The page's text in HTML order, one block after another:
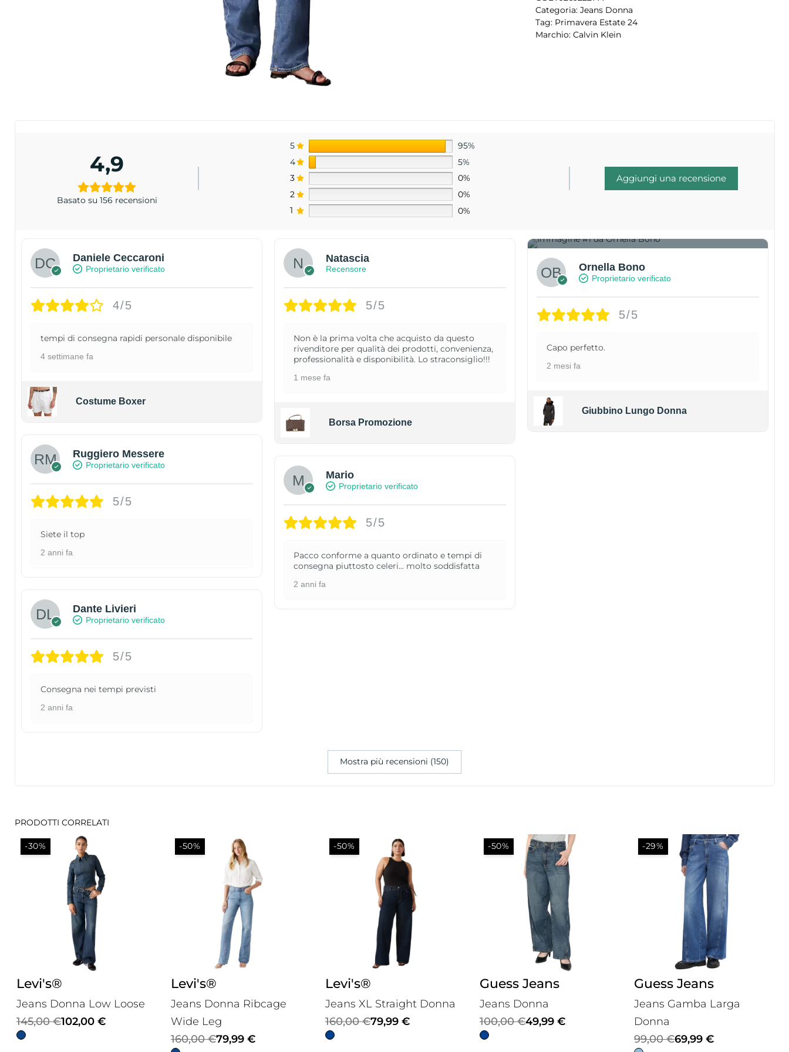
Categoria:Jeans Donna
Tag: Primavera Estate 24
Marchio:Calvin Klein
4,9
Basato su 156 recensioni
5
95%
4
5%
3
0%
2
0%
1
0%
Aggiungi una recensione
Daniele Ceccaroni
Proprietario verificato
4/5
tempi di consegna rapidi personale disponibile
4 settimane fa
Costume Boxer
Ruggiero Messere
Proprietario verificato
5/5
Siete il top
2 anni fa
Dante Livieri
Proprietario verificato
5/5
Consegna nei tempi previsti
2 anni fa
Natascia
Recensore
5/5
Non è la prima volta che acquisto da questo
rivenditore per qualità dei prodotti, convenienza,
professionalità e disponibilità. Lo straconsiglio!!!
1 mese fa
Borsa Promozione
Mario
Proprietario verificato
5/5
Pacco conforme a quanto ordinato e tempi di
consegna piuttosto celeri... molto soddisfatta
2 anni fa
Ornella Bono
Proprietario verificato
5/5
Capo perfetto.
2 mesi fa
Giubbino Lungo Donna
Mostra più recensioni (150)
PRODOTTI CORRELATI
-30%
Levi's®
Jeans Donna Low Loose
145,00€
Il
prezzo
102,00 €
Il
prezzo
-50%
Levi's®
Jeans Donna Ribcage
Wide Leg
160,00€
Il
79,99 €
Il
-50%
Levi's®
Jeans XL Straight Donna
160,00€
Il
prezzo
79,99 €
Il
prezzo
-50%
Guess Jeans
Jeans Donna
100,00€
Il
prezzo
49,99 €
Il
prezzo
-29%
Guess Jeans
Jeans Gamba Larga
Donna
99,00€
Il
69,99 €
Il